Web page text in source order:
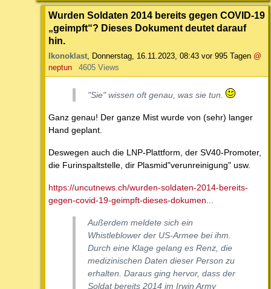
Wurden Soldaten 2014 bereits gegen COVID-19
„geimpft“? Dieses Dokument deutet darauf
hin.
Ikonoklast, Donnerstag, 16.11.2023, 08:43 vor 995 Tagen @
neptun
4605 Views
"Sie" wissen oft genau, was sie tun.
Ganz genau! Der ganze Mist wurde von (sehr) langer
Hand geplant.
Deswegen auch die LNP-Plattform, der SV40-Promoter,
die Furinspaltstelle, dir Plasmid"verunreinigung" usw.
https://uncutnews.ch/wurden-soldaten-2014-bereits-
gegen-covid-19-geimpft-dieses-dokumen...
Außerdem meldete sich ein
Whistleblower der US-Armee bei ihm.
Durch eine Klage gelang es Renz, die
medizinischen Daten dieser Person zu
erhalten. Daraus ging hervor, dass der
Soldat bereits 2014 im Irwin Army